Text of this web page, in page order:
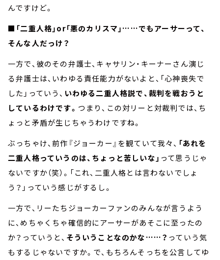
んですけど。
■「二重人格」or「悪のカリスマ」……でもアーサーって、
そんな人だっけ？
一方で、彼のその弁護士、キャサリン・キーナーさん演じ
る弁護士は、いわゆる責任能力がないよと、「心神喪失で
した」っていう、 いわゆる二重人格説で、裁判を戦おうと
しているわけです。 つまり、この対リーと対裁判では、ち
ょっと矛盾が生じちゃうわけですね。
ぶっちゃけ、前作『ジョーカー』を観ていて我々、 「あれを
二重人格っていうのは、ちょっと苦しいな」 って思うじゃ
ないですか（笑）。「これ、二重人格とは言わないでしょ
う？」っていう感じがするし。
一方で、リーたちジョーカーファンのみんなが言うよう
に、めちゃくちゃ確信的にアーサーがあそこに至ったの
か？っていうと、 そういうことなのかな……？ っていう気
もするじゃないですか。で、もちろんそっちを公言してゆ